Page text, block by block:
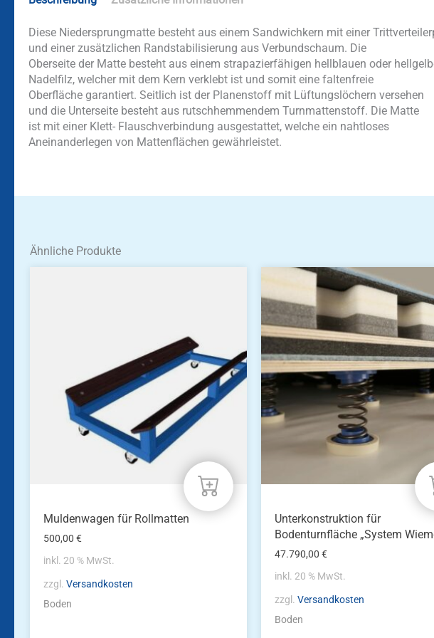
Diese Niedersprungmatte besteht aus einem Sandwichkern mit einer
und einer zusätzlichen Randstabilisierung aus Verbundschaum. Die
Oberseite der Matte besteht aus einem strapazierfähigen hellblauen oder
Nadelfilz, welcher mit dem Kern verklebt ist und somit eine faltenfreie
Oberfläche garantiert. Seitlich ist der Planenstoff mit Lüftungslöchern versehen
und die Unterseite besteht aus rutschhemmendem Turnmattenstoff. Die Matte
ist mit einer Klett- Flauschverbindung ausgestattet, welche ein nahtloses
Aneinanderlegen von Mattenflächen gewährleistet.
Ähnliche Produkte
Muldenwagen für Rollmatten
500,00€
inkl. 20 % MwSt.
zzgl.Versandkosten
Boden
Unterkonstruktion für
Bodenturnfläche „System
47.790,00€
inkl. 20 % MwSt.
zzgl.Versandkosten
Boden